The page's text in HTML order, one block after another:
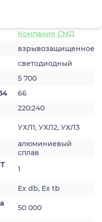
Компания СМД
взрывозащищенное
светодиодный
5 700
66
220:240
УХЛ1, УХЛ2, УХЛ3
алюминиевый
сплав
1
Ex db, Ex tb
50 000